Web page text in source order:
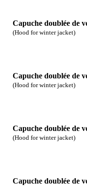
Capuche doublée de
(Hood for winter jacket)
Capuche doublée de
(Hood for winter jacket)
Capuche doublée de
(Hood for winter jacket)
Capuche doublée de